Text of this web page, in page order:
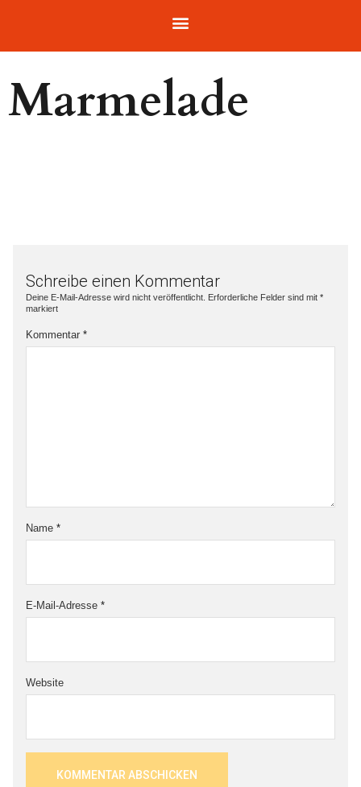
Marmelade
Schreibe einen Kommentar
Deine E-Mail-Adresse wird nicht veröffentlicht. Erforderliche Felder sind mit *
markiert
Kommentar *
Name *
E-Mail-Adresse *
Website